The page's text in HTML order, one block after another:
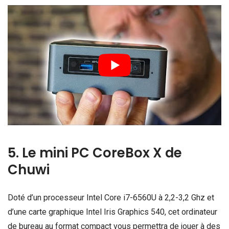
5. Le mini PC CoreBox X de
Chuwi
Doté d’un processeur Intel Core i7-6560U à 2,2-3,2 Ghz et
d’une carte graphique Intel Iris Graphics 540, cet ordinateur
de bureau au format compact vous permettra de jouer à des